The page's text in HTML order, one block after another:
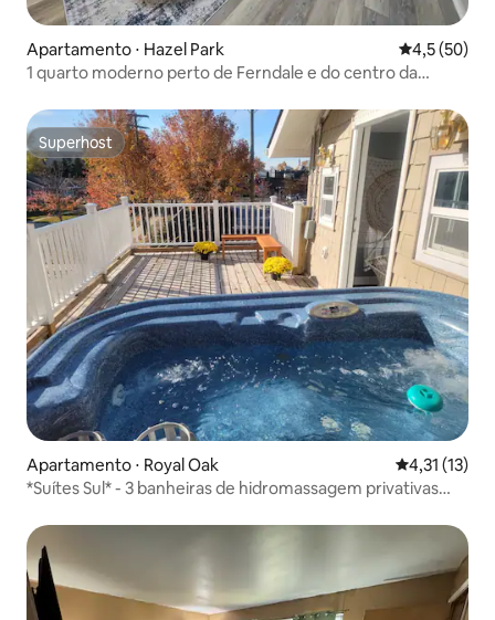
Apartamento ⋅ Hazel Park 4,5 de uma
4,5 (50)
1 quarto moderno perto de Ferndale e do centro da
Superhost
Superhost
Apartamento ⋅ Royal Oak 4,31 de uma
4,31 (13)
*Suítes Sul* - 3 banheiras de hidromassagem privativas